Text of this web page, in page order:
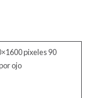
pixeles 90
ojo